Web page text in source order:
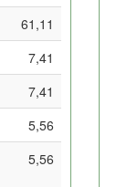
61,11
7,41
7,41
5,56
5,56